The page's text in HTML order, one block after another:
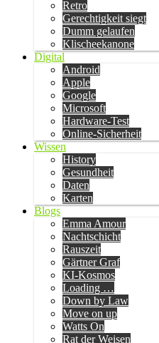
Retro
Gerechtigkeit siegt
Dumm gelaufen
Klischeekanone
Digital
Android
Apple
Google
Microsoft
Hardware-Test
Online-Sicherheit
Wissen
History
Gesundheit
Daten
Karten
Blogs
Emma Amour
Nachtschicht
Rauszeit
Gärtner Graf
KI-Kosmos
Loading …
Down by Law
Move on up
Watts On
Rat der Weisen